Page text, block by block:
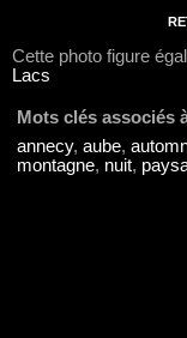
Cette photo figure
Lacs
Mots clés associés
annecy, aube,
montagne, nuit,